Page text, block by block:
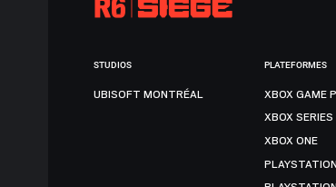
STUDIOS
UBISOFT MONTRÉAL
PLATEFORMES
XBOX GAME
XBOX SERIES
XBOX ONE